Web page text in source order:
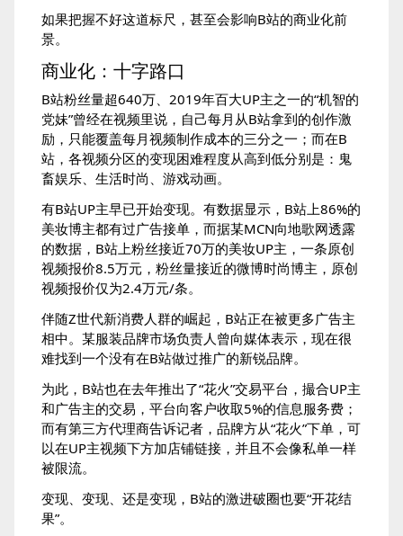
如果把握不好这道标尺，甚至会影响B站的商业化前
景。
商业化：十字路口
B站粉丝量超640万、2019年百大UP主之一的“机智的
党妹”曾经在视频里说，自己每月从B站拿到的创作激
励，只能覆盖每月视频制作成本的三分之一；而在B
站，各视频分区的变现困难程度从高到低分别是：鬼
畜娱乐、生活时尚、游戏动画。
有B站UP主早已开始变现。有数据显示，B站上86%的
美妆博主都有过广告接单，而据某MCN向地歌网透露
的数据，B站上粉丝接近70万的美妆UP主，一条原创
视频报价8.5万元，粉丝量接近的微博时尚博主，原创
视频报价仅为2.4万元/条。
伴随Z世代新消费人群的崛起，B站正在被更多广告主
相中。某服装品牌市场负责人曾向媒体表示，现在很
难找到一个没有在B站做过推广的新锐品牌。
为此，B站也在去年推出了“花火”交易平台，撮合UP主
和广告主的交易，平台向客户收取5%的信息服务费；
而有第三方代理商告诉记者，品牌方从“花火”下单，可
以在UP主视频下方加店铺链接，并且不会像私单一样
被限流。
变现、变现、还是变现，B站的激进破圈也要“开花结
果”。